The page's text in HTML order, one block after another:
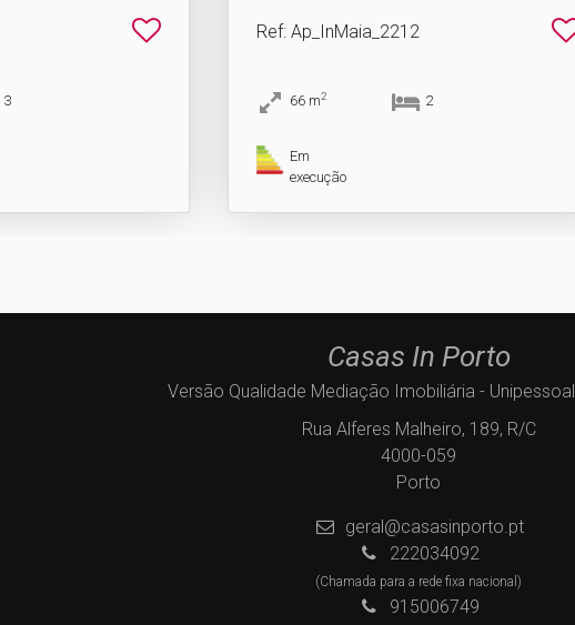
3
Ref: Ap_InMaia_2212
66 m2 2
Em
execução
Casas In Porto
Versão Qualidade Mediação Imobiliária - Unipessoal
Rua Alferes Malheiro, 189, R/C
4000-059
Porto
geral@casasinporto.pt
222034092
(Chamada para a rede fixa nacional)
915006749